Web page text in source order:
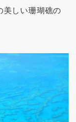
美しい珊瑚礁の